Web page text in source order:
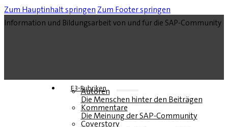
Zum Hauptinhalt springen Zum Footer springen
Information und Bildungsarbeit von und für die SAP-Community
E3-Rubriken
Autoren
Die Menschen hinter den Beiträgen
Kommentare
Die Meinung der SAP-Community
Coverstory